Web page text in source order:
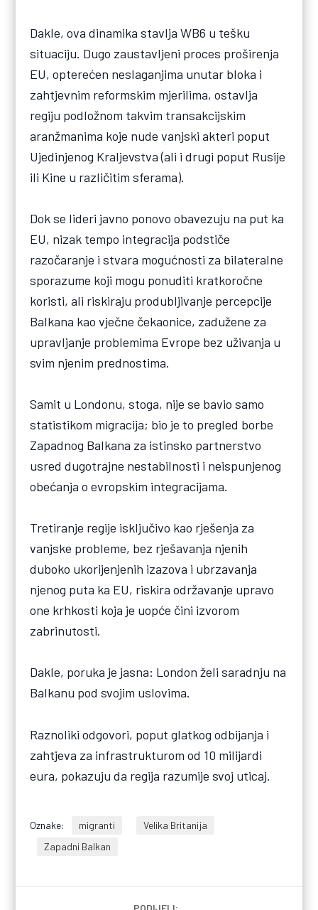
Dakle, ova dinamika stavlja WB6 u tešku
situaciju. Dugo zaustavljeni proces proširenja
EU, opterećen neslaganjima unutar bloka i
zahtjevnim reformskim mjerilima, ostavlja
regiju podložnom takvim transakcijskim
aranžmanima koje nude vanjski akteri poput
Ujedinjenog Kraljevstva (ali i drugi poput Rusije
ili Kine u različitim sferama).
Dok se lideri javno ponovo obavezuju na put ka
EU, nizak tempo integracija podstiče
razočaranje i stvara mogućnosti za bilateralne
sporazume koji mogu ponuditi kratkoročne
koristi, ali riskiraju produbljivanje percepcije
Balkana kao vječne čekaonice, zadužene za
upravljanje problemima Evrope bez uživanja u
svim njenim prednostima.
Samit u Londonu, stoga, nije se bavio samo
statistikom migracija; bio je to pregled borbe
Zapadnog Balkana za istinsko partnerstvo
usred dugotrajne nestabilnosti i neispunjenog
obećanja o evropskim integracijama.
Tretiranje regije isključivo kao rješenja za
vanjske probleme, bez rješavanja njenih
duboko ukorijenjenih izazova i ubrzavanja
njenog puta ka EU, riskira održavanje upravo
one krhkosti koja je uopće čini izvorom
zabrinutosti.
Dakle, poruka je jasna: London želi saradnju na
Balkanu pod svojim uslovima.
Raznoliki odgovori, poput glatkog odbijanja i
zahtjeva za infrastrukturom od 10 milijardi
eura, pokazuju da regija razumije svoj uticaj.
Oznake: migranti
Velika Britanija
Zapadni Balkan
PODIJELI: